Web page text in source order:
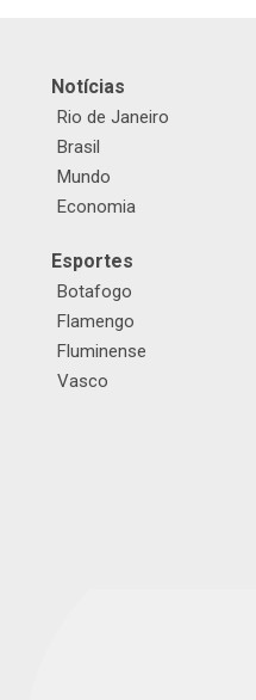
Notícias
Rio de Janeiro
Brasil
Mundo
Economia
Esportes
Botafogo
Flamengo
Fluminense
Vasco